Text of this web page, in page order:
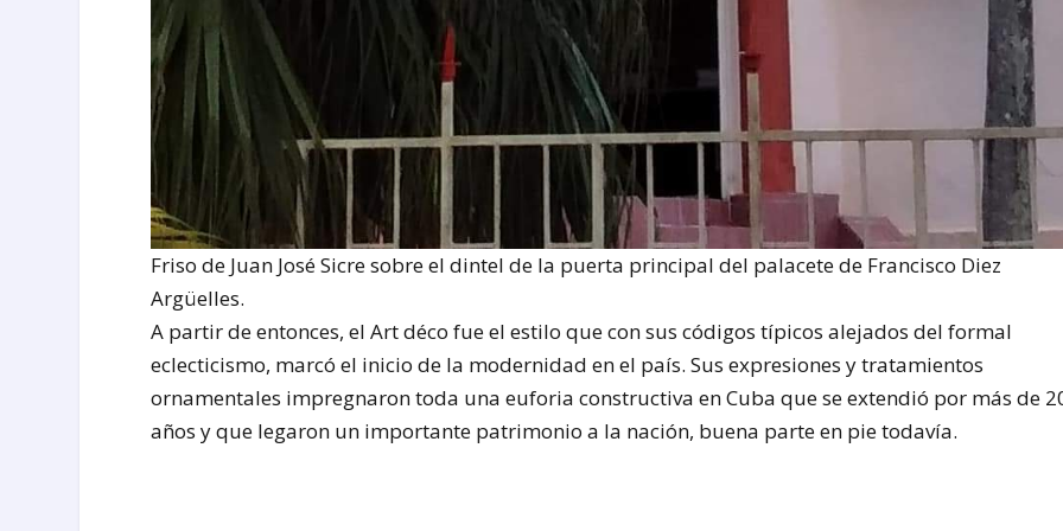
Friso de Juan José Sicre sobre el dintel de la puerta principal del palacete de Francisco Diez
Argüelles.
A partir de entonces, el Art déco fue el estilo que con sus códigos típicos alejados del formal
eclecticismo, marcó el inicio de la modernidad en el país. Sus expresiones y tratamientos
ornamentales impregnaron toda una euforia constructiva en Cuba que se extendió por más de
años y que legaron un importante patrimonio a la nación, buena parte en pie todavía.